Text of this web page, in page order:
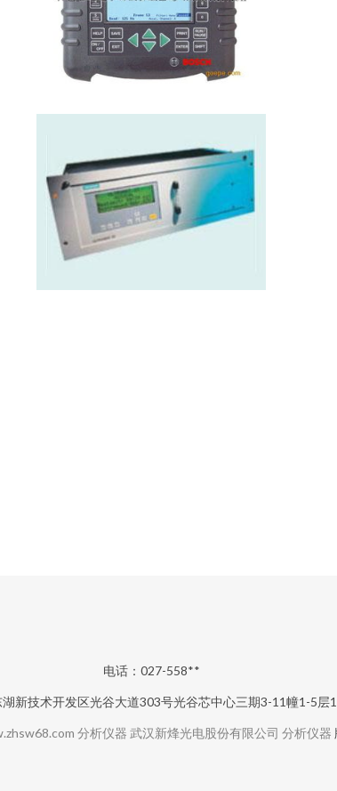
电话：027-558**
新技术开发区光谷大道303号光谷芯中心三期3-11幢1-5层
分析仪器 武汉新烽光电股份有限公司 分析仪器